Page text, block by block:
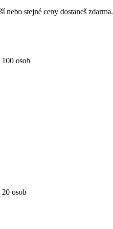
stejné ceny dostaneš zdarma.
100 osob
20 osob